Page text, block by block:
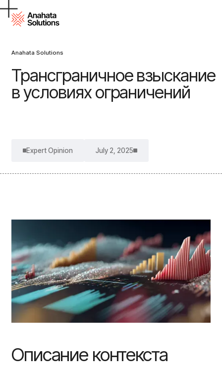
Anahata Solutions
Трансграничное взыскание
в условиях ограничений
Expert Opinion July 2, 2025
Описание контекста